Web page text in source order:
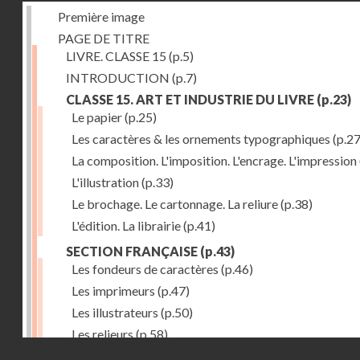
Première image
PAGE DE TITRE
LIVRE. CLASSE 15 (p.5)
INTRODUCTION (p.7)
CLASSE 15. ART ET INDUSTRIE DU LIVRE (p.23)
Le papier(p.25)
Les caractères & les ornements typographiques
La composition. L'imposition. L'encrage. L'impression
L'illustration(p.33)
Le brochage. Le cartonnage. La reliure(p.38)
L'édition. La librairie(p.41)
SECTION FRANÇAISE (p.43)
Les fondeurs de caractères (p.46)
Les imprimeurs (p.47)
Les illustrateurs (p.50)
Les relieurs (p.58)